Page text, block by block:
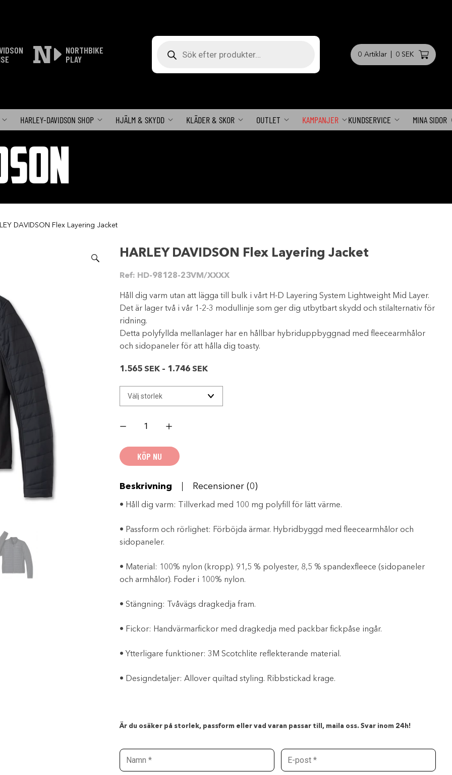
NORTHBIKE
PLAY
0 Artiklar 0 SEK
HARLEY-DAVIDSON SHOP HJÄLM & SKYDD KLÄDER & SKOR OUTLET KAMPANJER KUNDSERVICE MINA SIDOR
DAVIDSON Flex Layering Jacket
HARLEY DAVIDSON Flex Layering Jacket
Ref: HD-98128-23VM/XXXX
Håll dig varm utan att lägga till bulk i vårt H-D Layering System Lightweight Mid Layer.
Det är lager två i vår 1-2-3 modullinje som ger dig utbytbart skydd och stilalternativ för
ridning.
Detta polyfyllda mellanlager har en hållbar hybriduppbyggnad med fleecearmhålor
och sidopaneler för att hålla dig toasty.
1.565 SEK – 1.746 SEKPrisintervall:
till
1.746 SEK
DAVIDSON
Jacket
mängd
KÖP NU
Beskrivning Recensioner (0)
• Håll dig varm: Tillverkad med 100 mg polyfill för lätt värme.
• Passform och rörlighet: Förböjda ärmar. Hybridbyggd med fleecearmhålor och
sidopaneler.
• Material: 100% nylon (kropp). 91,5 % polyester, 8,5 % spandexfleece (sidopaneler
och armhålor). Foder i 100% nylon.
• Stängning: Tvåvägs dragkedja fram.
• Fickor: Handvärmarfickor med dragkedja med packbar fickpåse ingår.
• Ytterligare funktioner: 3M Scotchlite reflekterande material.
• Designdetaljer: Allover quiltad styling. Ribbstickad krage.
Är du osäker på storlek, passform eller vad varan passar till, maila oss. Svar inom 24h!